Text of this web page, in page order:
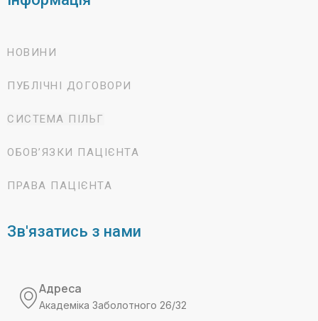
НОВИНИ
ПУБЛІЧНІ ДОГОВОРИ
СИСТЕМА ПІЛЬГ
ОБОВ’ЯЗКИ ПАЦІЄНТА
ПРАВА ПАЦІЄНТА
Зв'язатись з нами
Адреса
Академіка Заболотного 26/32